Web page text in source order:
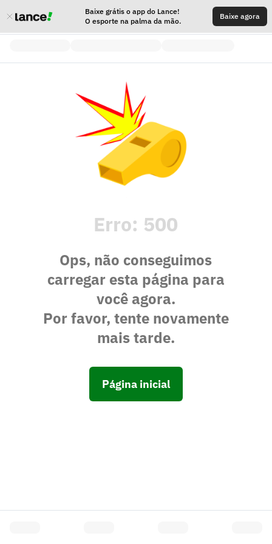
Baixe grátis o app do Lance!
O esporte na palma da mão.
Baixe agora
Erro: 500
Ops, não conseguimos
carregar esta página para
você agora.
Por favor, tente novamente
mais tarde.
Página inicial